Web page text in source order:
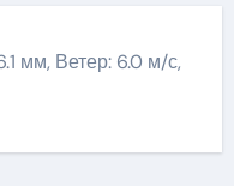
мм, Ветер: 6.0 м/с,